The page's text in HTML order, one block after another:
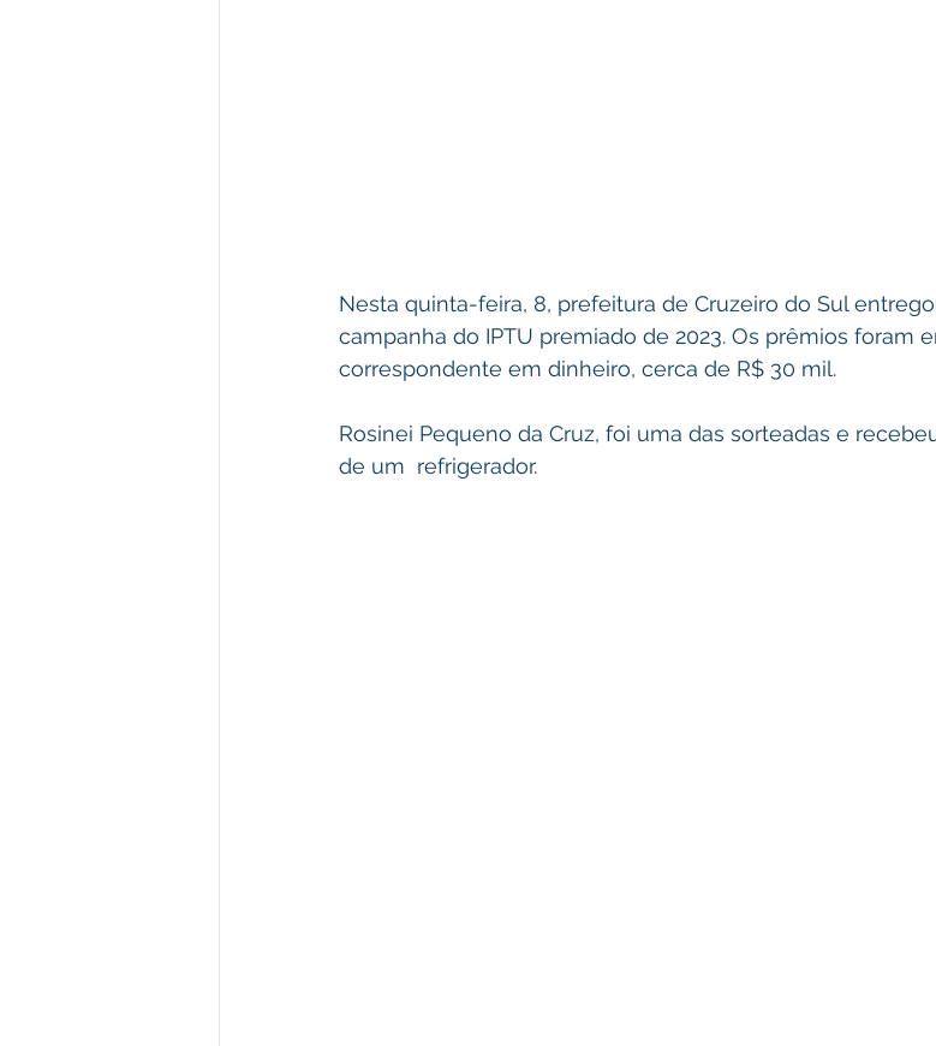
Nesta quinta-feira, 8, prefeitura de Cruzeiro do Sul
campanha do IPTU premiado de 2023. Os prêmios foram
correspondente em dinheiro, cerca de R$ 30 mil.
Rosinei Pequeno da Cruz, foi uma das sorteadas e
de um  refrigerador.